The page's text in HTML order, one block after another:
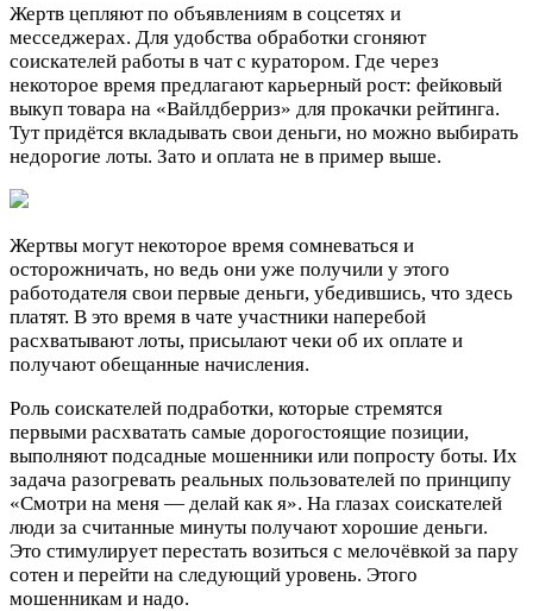
Жертв цепляют по объявлениям в соцсетях и
месседжерах. Для удобства обработки сгоняют
соискателей работы в чат с куратором. Где через
некоторое время предлагают карьерный рост: фейковый
выкуп товара на «Вайлдберриз» для прокачки рейтинга.
Тут придётся вкладывать свои деньги, но можно выбирать
недорогие лоты. Зато и оплата не в пример выше.
Жертвы могут некоторое время сомневаться и
осторожничать, но ведь они уже получили у этого
работодателя свои первые деньги, убедившись, что здесь
платят. В это время в чате участники наперебой
расхватывают лоты, присылают чеки об их оплате и
получают обещанные начисления.
Роль соискателей подработки, которые стремятся
первыми расхватать самые дорогостоящие позиции,
выполняют подсадные мошенники или попросту боты. Их
задача разогревать реальных пользователей по принципу
«Смотри на меня — делай как я». На глазах соискателей
люди за считанные минуты получают хорошие деньги.
Это стимулирует перестать возиться с мелочёвкой за пару
сотен и перейти на следующий уровень. Этого
мошенникам и надо.